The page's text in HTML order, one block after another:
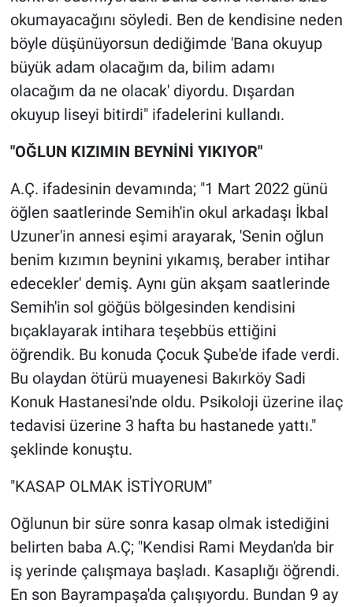
okumayacağını söyledi. Ben de kendisine neden
böyle düşünüyorsun dediğimde 'Bana okuyup
büyük adam olacağım da, bilim adamı
olacağım da ne olacak' diyordu. Dışardan
okuyup liseyi bitirdi" ifadelerini kullandı.
"OĞLUN KIZIMIN BEYNİNİ YIKIYOR"
A.Ç. ifadesinin devamında; "1 Mart 2022 günü
öğlen saatlerinde Semih'in okul arkadaşı İkbal
Uzuner'in annesi eşimi arayarak, 'Senin oğlun
benim kızımın beynini yıkamış, beraber intihar
edecekler' demiş. Aynı gün akşam saatlerinde
Semih'in sol göğüs bölgesinden kendisini
bıçaklayarak intihara teşebbüs ettiğini
öğrendik. Bu konuda Çocuk Şube'de ifade verdi.
Bu olaydan ötürü muayenesi Bakırköy Sadi
Konuk Hastanesi'nde oldu. Psikoloji üzerine ilaç
tedavisi üzerine 3 hafta bu hastanede yattı."
şeklinde konuştu.
"KASAP OLMAK İSTİYORUM"
Oğlunun bir süre sonra kasap olmak istediğini
belirten baba A.Ç; "Kendisi Rami Meydan'da bir
iş yerinde çalışmaya başladı. Kasaplığı öğrendi.
En son Bayrampaşa'da çalışıyordu. Bundan 9 ay